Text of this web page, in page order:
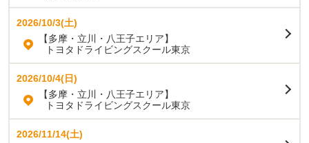
2026/10/3(土)
【多摩・立川・八王子エリア】
トヨタドライビングスクール東京
2026/10/4(日)
【多摩・立川・八王子エリア】
トヨタドライビングスクール東京
2026/11/14(土)